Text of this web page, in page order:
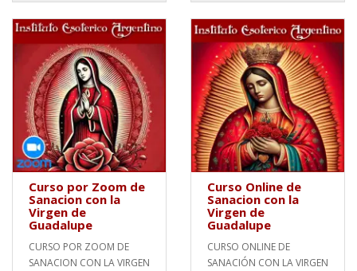
Curso por Zoom de
Sanacion con la
Virgen de
Guadalupe
CURSO POR ZOOM DE
SANACION CON LA VIRGEN
Curso Online de
Sanacion con la
Virgen de
Guadalupe
CURSO ONLINE DE
SANACIÓN CON LA VIRGEN